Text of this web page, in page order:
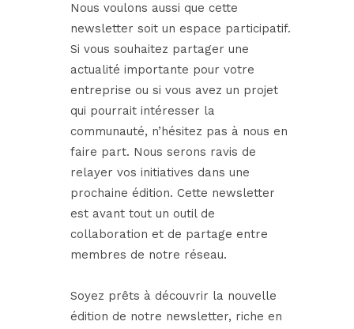
Nous voulons aussi que cette
newsletter soit un espace participatif.
Si vous souhaitez partager une
actualité importante pour votre
entreprise ou si vous avez un projet
qui pourrait intéresser la
communauté, n’hésitez pas à nous en
faire part. Nous serons ravis de
relayer vos initiatives dans une
prochaine édition. Cette newsletter
est avant tout un outil de
collaboration et de partage entre
membres de notre réseau.
Soyez prêts à découvrir la nouvelle
édition de notre newsletter, riche en